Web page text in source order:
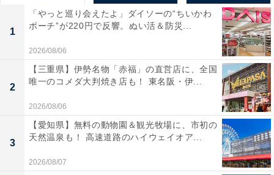
できます」という声があがっています。効能豊かな温泉
でじっくり身体を癒やしたい人や、静かな空間で心地よ
あわせて読みたい
【栃木県の人気ホテル】「新那須高原温泉 こ
ころのおやど 自在荘」は自然に囲まれた温泉
と創作和会席料理を堪能できる宿
1
「やっと巡り会えたよ」ダイソーの“ちいかわ
ポーチ”が220円で反響。ぬい活＆防災...
2026/08/06
2
【三重県】伊勢名物「赤福」の直営店に、全国
唯一のコメダ大判焼き店も！ 東名阪・伊...
2026/08/06
3
【愛知県】無料の動物園＆観光牧場に、市初の
天然温泉も！ 高速道路のハイウェイオア...
2026/08/07